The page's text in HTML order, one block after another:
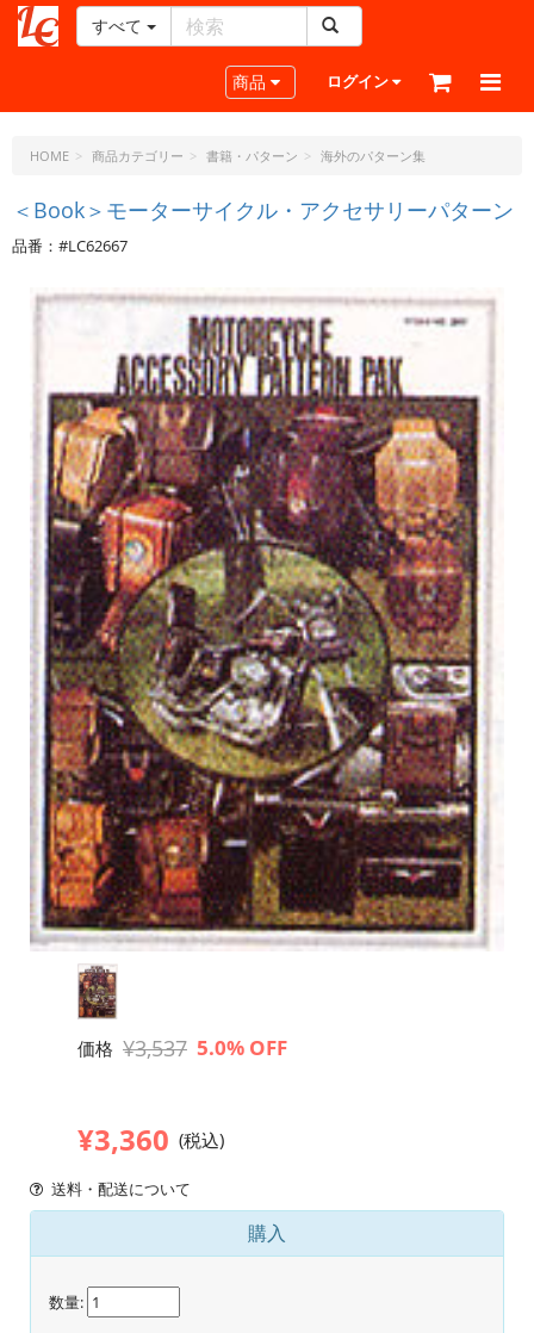
ー
ラ
ト・
ド
ッ
ジ
ピ
すべて
Toggle navigation
商品 ログイン
HOME 商品カテゴリー 書籍・パターン 海外のパターン集
＜Book＞モーターサイクル・アクセサリーパターン
品番：#LC62667
価格 ¥3,537 5.0% OFF
¥3,360 (税込)
送料・配送について
購入
数量: